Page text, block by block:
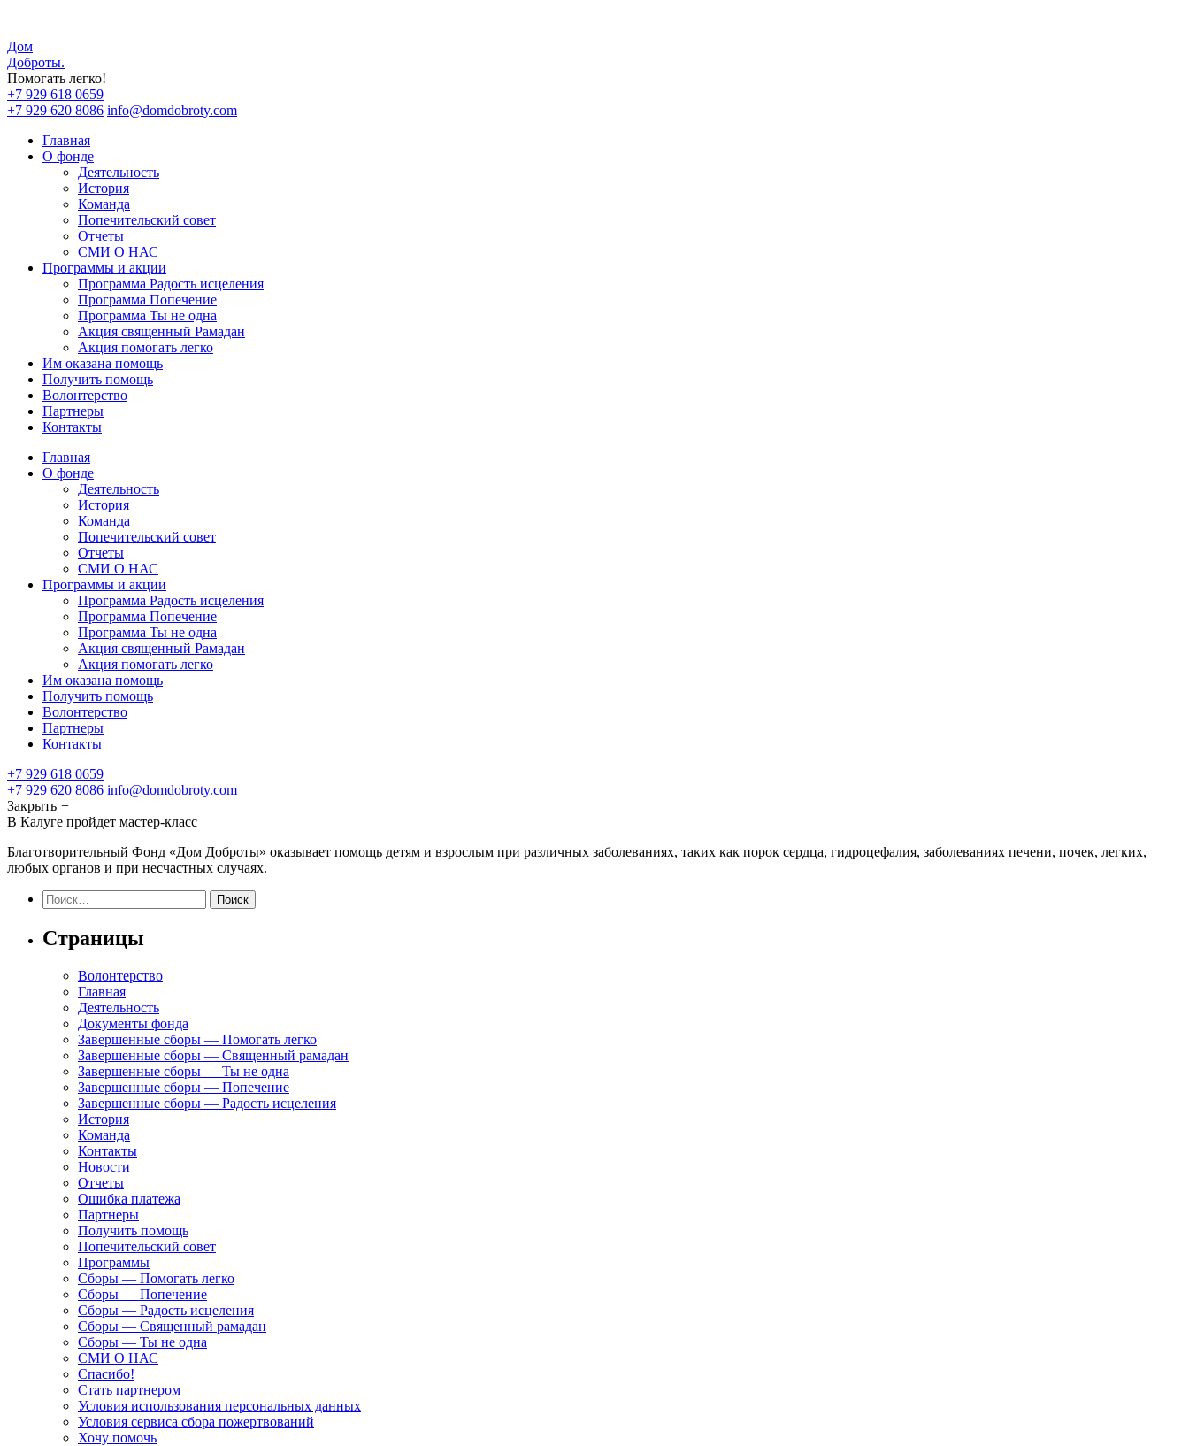
Дом
Доброты.
Помогать легко!
+7 929 618 0659
+7 929 620 8086 info@domdobroty.com
Главная
О фонде
Деятельность
История
Команда
Попечительский совет
Отчеты
СМИ О НАС
Программы и акции
Программа Радость исцеления
Программа Попечение
Программа Ты не одна
Акция священный Рамадан
Акция помогать легко
Им оказана помощь
Получить помощь
Волонтерство
Партнеры
Контакты
Главная
О фонде
Деятельность
История
Команда
Попечительский совет
Отчеты
СМИ О НАС
Программы и акции
Программа Радость исцеления
Программа Попечение
Программа Ты не одна
Акция священный Рамадан
Акция помогать легко
Им оказана помощь
Получить помощь
Волонтерство
Партнеры
Контакты
+7 929 618 0659
+7 929 620 8086 info@domdobroty.com
Закрыть +
В Калуге пройдет мастер-класс
Благотворительный Фонд «Дом Доброты» оказывает помощь детям и взрослым при различных заболеваниях, таких как порок сердца, гидроцефалия, заболеваниях печени, почек, легких,
любых органов и при несчастных случаях.
Найти:
Страницы
Волонтерство
Главная
Деятельность
Документы фонда
Завершенные сборы — Помогать легко
Завершенные сборы — Священный рамадан
Завершенные сборы — Ты не одна
Завершенные сборы — Попечение
Завершенные сборы — Радость исцеления
История
Команда
Контакты
Новости
Отчеты
Ошибка платежа
Партнеры
Получить помощь
Попечительский совет
Программы
Сборы — Помогать легко
Сборы — Попечение
Сборы — Радость исцеления
Сборы — Священный рамадан
Сборы — Ты не одна
СМИ О НАС
Спасибо!
Стать партнером
Условия использования персональных данных
Условия сервиса сбора пожертвований
Хочу помочь